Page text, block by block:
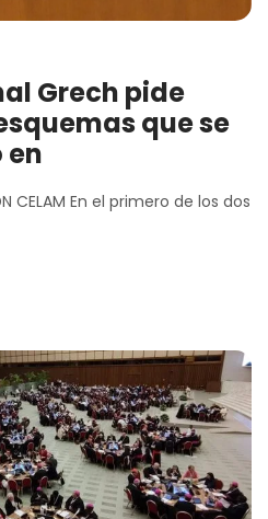
Grech pide
que se
en
CELAM En el primero de los dos